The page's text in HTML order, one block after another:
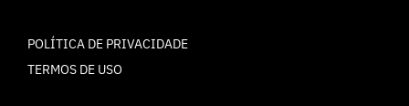
POLÍTICA DE PRIVACIDADE
TERMOS DE USO